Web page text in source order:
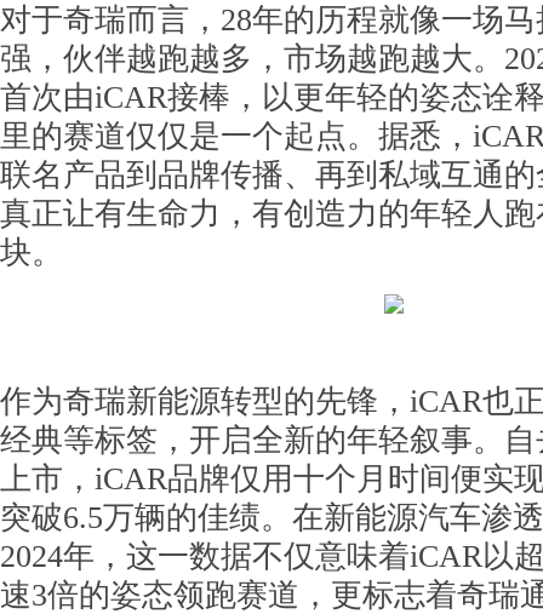
对于奇瑞而言，28年的历程就像一场
强，伙伴越跑越多，市场越跑越大。
首次由iCAR接棒，以更年轻的姿态诠
里的赛道仅仅是一个起点。据悉，
联名产品到品牌传播、再到私域互通
真正让有生命力，有创造力的年轻人
块。
作为奇瑞新能源转型的先锋，iCAR也
经典等标签，开启全新的年轻叙事。
上市，iCAR品牌仅用十个月时间便实
突破6.5万辆的佳绩。在新能源汽车渗
2024年，这一数据不仅意味着iCAR以
速3倍的姿态领跑赛道，更标志着奇瑞